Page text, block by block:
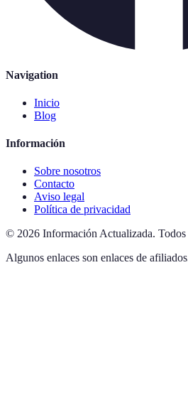
Navigation
Inicio
Blog
Información
Sobre nosotros
Contacto
Aviso legal
Política de privacidad
© 2026 Información Actualizada. Todos
Algunos enlaces son enlaces de